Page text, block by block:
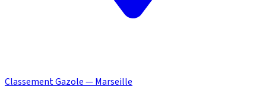
Classement Gazole — Marseille